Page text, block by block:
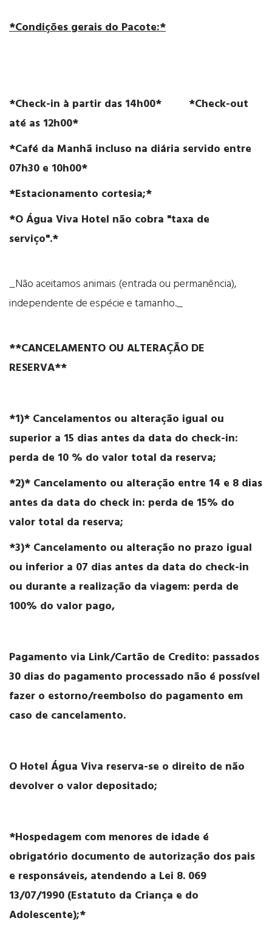
*Condições gerais do Pacote:*
*Check-in à partir das 14h00* *Check-out
até as 12h00*
*Café da Manhã incluso na diária servido entre
07h30 e 10h00*
*Estacionamento cortesia;*
*O Água Viva Hotel não cobra "taxa de
serviço".*
_Não aceitamos animais (entrada ou permanência),
independente de espécie e tamanho._
**CANCELAMENTO OU ALTERAÇÃO DE
RESERVA**
*1)* Cancelamentos ou alteração igual ou
superior a 15 dias antes da data do check-in:
perda de 10 % do valor total da reserva;
*2)* Cancelamento ou alteração entre 14 e 8 dias
antes da data do check in: perda de 15% do
valor total da reserva;
*3)* Cancelamento ou alteração no prazo igual
ou inferior a 07 dias antes da data do check-in
ou durante a realização da viagem: perda de
100% do valor pago,
Pagamento via Link/Cartão de Credito: passados
30 dias do pagamento processado não é possível
fazer o estorno/reembolso do pagamento em
caso de cancelamento.
O Hotel Água Viva reserva-se o direito de não
devolver o valor depositado;
*Hospedagem com menores de idade é
obrigatório documento de autorização dos pais
e responsáveis, atendendo a Lei 8. 069
13/07/1990 (Estatuto da Criança e do
Adolescente);*